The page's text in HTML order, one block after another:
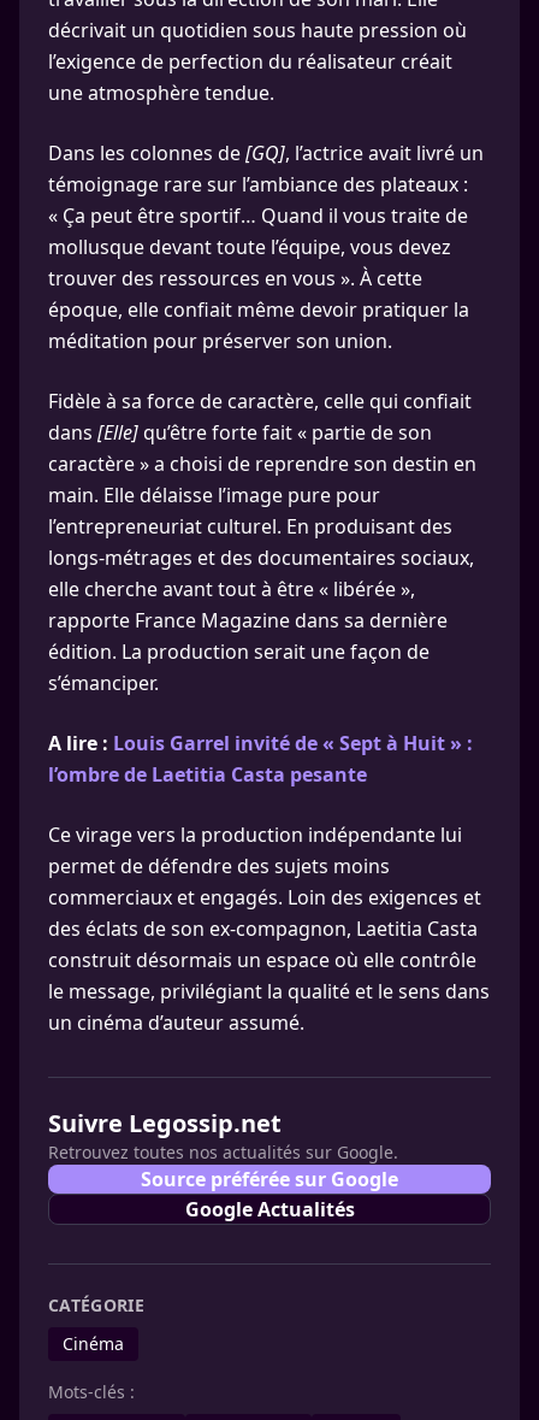
décrivait un quotidien sous haute pression où
l’exigence de perfection du réalisateur créait
une atmosphère tendue.
Dans les colonnes de[GQ], l’actrice avait livré un
témoignage rare sur l’ambiance des plateaux :
« Ça peut être sportif… Quand il vous traite de
mollusque devant toute l’équipe, vous devez
trouver des ressources en vous ». À cette
époque, elle confiait même devoir pratiquer la
méditation pour préserver son union.
Fidèle à sa force de caractère, celle qui confiait
dans [Elle]qu’être forte fait « partie de son
caractère » a choisi de reprendre son destin en
main. Elle délaisse l’image pure pour
l’entrepreneuriat culturel. En produisant des
longs-métrages et des documentaires sociaux,
elle cherche avant tout à être « libérée »,
rapporte France Magazine dans sa dernière
édition. La production serait une façon de
s’émanciper.
A lire : Louis Garrel invité de « Sept à Huit » :
l’ombre de Laetitia Casta pesante
Ce virage vers la production indépendante lui
permet de défendre des sujets moins
commerciaux et engagés. Loin des exigences et
des éclats de son ex-compagnon, Laetitia Casta
construit désormais un espace où elle contrôle
le message, privilégiant la qualité et le sens dans
un cinéma d’auteur assumé.
Suivre Legossip.net
Retrouvez toutes nos actualités sur Google.
Source préférée sur Google
Google Actualités
CATÉGORIE
Cinéma
Mots-clés :